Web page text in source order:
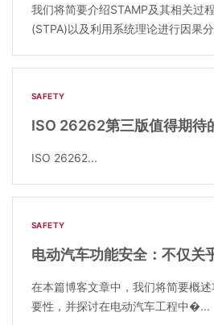
我们将简要介绍STAMP及其相关过
(STPA)以及利用系统理论进行因果
SAFETY
ISO 26262第三版值得期待
ISO 26262...
SAFETY
电动汽车功能安全：不仅关
在本篇博客文章中，我们将简要概
要性，并探讨在电动汽车工程中�...